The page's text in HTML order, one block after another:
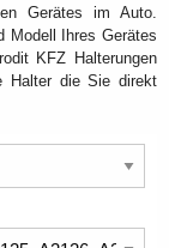
Gerätes im Auto.
Modell Ihres Gerätes
KFZ Halterungen
Halter die Sie direkt